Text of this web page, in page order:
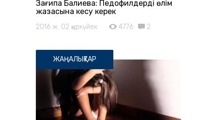
Зағипа Балиева: Педофилдерді өлім
жазасына кесу керек
2016 ж. 02 қыркүйек 4776 2
ЖАҢАЛЫҚТАР